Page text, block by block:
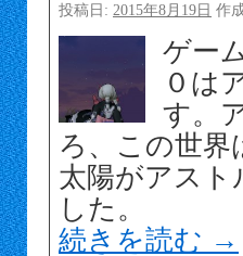
投稿日: 2015年8月19日 作
ゲー
０は
す。
ろ、この世
太陽がアス
した。
続きを読む →